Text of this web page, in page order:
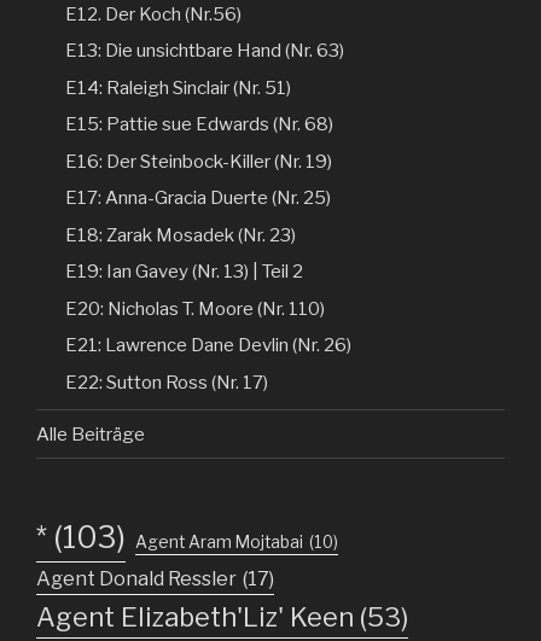
E12. Der Koch (Nr.56)
E13: Die unsichtbare Hand (Nr. 63)
E14: Raleigh Sinclair (Nr. 51)
E15: Pattie sue Edwards (Nr. 68)
E16: Der Steinbock-Killer (Nr. 19)
E17: Anna-Gracia Duerte (Nr. 25)
E18: Zarak Mosadek (Nr. 23)
E19: Ian Gavey (Nr. 13) | Teil 2
E20: Nicholas T. Moore (Nr. 110)
E21: Lawrence Dane Devlin (Nr. 26)
E22: Sutton Ross (Nr. 17)
Alle Beiträge
* (103) Agent Aram Mojtabai (10)
Agent Donald Ressler (17)
Agent Elizabeth'Liz' Keen (53)